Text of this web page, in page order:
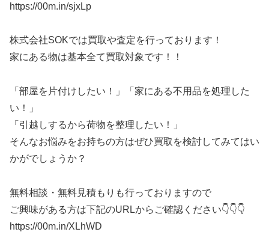
https://00m.in/sjxLp
株式会社SOKでは買取や査定を行っております！
家にある物は基本全て買取対象です！！
「部屋を片付けしたい！」「家にある不用品を処理した
い！」
「引越しするから荷物を整理したい！」
そんなお悩みをお持ちの方はぜひ買取を検討してみてはい
かがでしょうか？
無料相談・無料見積もりも行っておりますので
ご興味がある方は下記のURLからご確認ください👇👇👇
https://00m.in/XLhWD